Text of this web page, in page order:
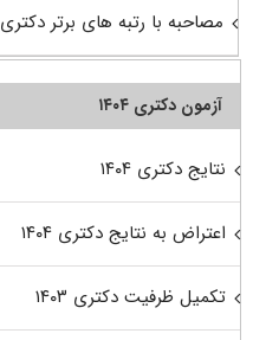
مصاحبه با رتبه های برتر دکتری
آزمون دکتری ۱۴۰۴
نتایج دکتری ۱۴۰۴
اعتراض به نتایج دکتری ۱۴۰۴
تکمیل ظرفیت دکتری ۱۴۰۳